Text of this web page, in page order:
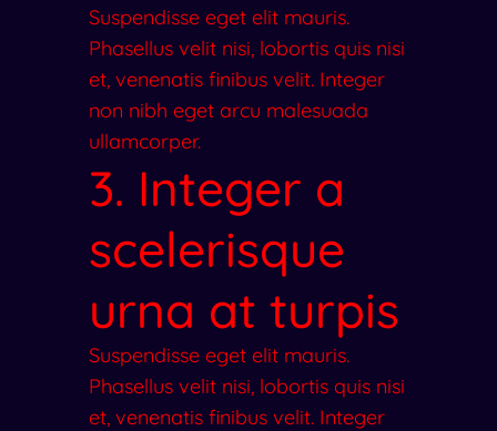
Suspendisse eget elit mauris.
Phasellus velit nisi, lobortis quis nisi
et, venenatis finibus velit. Integer
non nibh eget arcu malesuada
ullamcorper.
3. Integer a
scelerisque
urna at turpis
Suspendisse eget elit mauris.
Phasellus velit nisi, lobortis quis nisi
et, venenatis finibus velit. Integer